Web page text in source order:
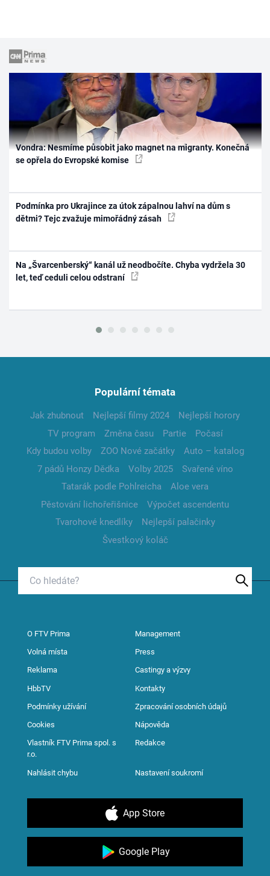
Vondra: Nesmíme působit jako magnet na migranty. Konečná
se opřela do Evropské komise
Podmínka pro Ukrajince za útok zápalnou lahví na dům s
dětmi? Tejc zvažuje mimořádný zásah
Na „Švarcenberský“ kanál už neodbočíte. Chyba vydržela 30
let, teď ceduli celou odstraní
Populární témata
Jak zhubnout Nejlepší filmy 2024
Nejlepší horory
TV program
Změna času Partie
Počasí
Kdy budou volby
ZOO Nové začátky
Auto – katalog
7 pádů Honzy Dědka
Volby 2025
Svařené víno
Tatarák podle Pohlreicha
Aloe vera
Pěstování lichořeřišnice
Výpočet ascendentu
Tvarohové knedlíky
Nejlepší palačinky
Švestkový koláč
O FTV Prima Management
Volná místa Press
Reklama Castingy a výzvy
HbbTV Kontakty
Podmínky užívání Zpracování osobních údajů
Cookies Nápověda
Vlastník FTV Prima spol. s
r.o.
Redakce
Nahlásit chybu Nastavení soukromí
App Store
Google Play